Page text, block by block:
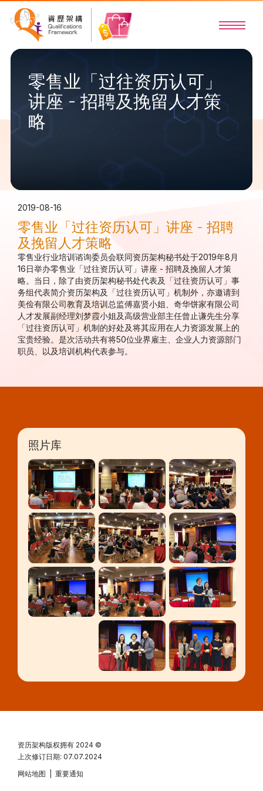
零售业「过往资历认可」
讲座 - 招聘及挽留人才策
略
2019-08-16
零售业「过往资历认可」讲座 - 招聘
及挽留人才策略
零售业行业培训谘询委员会联同资历架构秘书处于2019年8月
16日举办零售业「过往资历认可」讲座 - 招聘及挽留人才策
略。当日，除了由资历架构秘书处代表及「过往资历认可」事
务组代表简介资历架构及「过往资历认可」机制外，亦邀请到
美俭有限公司教育及培训总监傅嘉贤小姐、奇华饼家有限公司
人才发展副经理刘梦霞小姐及高级营业部主任曾止谦先生分享
「过往资历认可」机制的好处及将其应用在人力资源发展上的
宝贵经验。是次活动共有将50位业界雇主、企业人力资源部门
职员、以及培训机构代表参与。
照片库
资历架构版权拥有 2024 ©
上次修订日期: 07.07.2024
网站地图
重要通知